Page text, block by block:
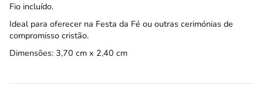
Fio incluído.
Ideal para oferecer na Festa da Fé ou outras cerimónias de
compromisso cristão.
Dimensões: 3,70 cm x 2,40 cm